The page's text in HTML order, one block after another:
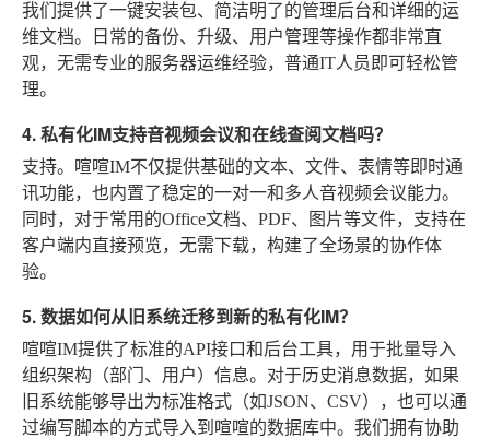
我们提供了一键安装包、简洁明了的管理后台和详细的运
维文档。日常的备份、升级、用户管理等操作都非常直
观，无需专业的服务器运维经验，普通IT人员即可轻松管
理。
4. 私有化IM支持音视频会议和在线查阅文档吗？
支持。喧喧IM不仅提供基础的文本、文件、表情等即时通
讯功能，也内置了稳定的一对一和多人音视频会议能力。
同时，对于常用的Office文档、PDF、图片等文件，支持在
客户端内直接预览，无需下载，构建了全场景的协作体
验。
5. 数据如何从旧系统迁移到新的私有化IM？
喧喧IM提供了标准的API接口和后台工具，用于批量导入
组织架构（部门、用户）信息。对于历史消息数据，如果
旧系统能够导出为标准格式（如JSON、CSV），也可以通
过编写脚本的方式导入到喧喧的数据库中。我们拥有协助